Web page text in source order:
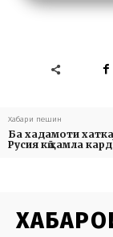
Хабари пешин
Ба хадамоти
Русия кӣ ҳамла